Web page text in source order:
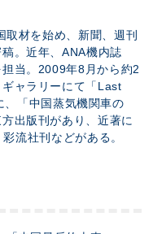
材を始め、新聞、週刊
。近年、ANA機内誌
担当。2009年8月から約2
ャラリーにて「Last
「中国蒸気機関車の
出版刊があり、近著に
流社刊などがある。